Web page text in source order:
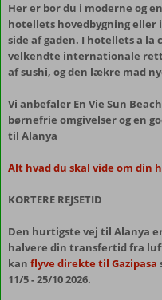
Her er bor du i moderne og
hotellets hovedbygning eller
side af gaden. I hotellets a
velkendte internationale
af sushi, og den lækre mad
Vi anbefaler En Vie Sun
børnefrie omgivelser og en
til Alanya
Alt hvad du skal vide om din
KORTERE REJSETID
Den hurtigste vej til Alanya
halvere din transfertid fra
kan flyve direkte til Gazipasa
11/5 - 25/10 2026.